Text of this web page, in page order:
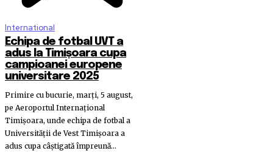
International
Echipa de fotbal UVT a
adus la Timișoara cupa
campioanei europene
universitare 2025
Primire cu bucurie, marți, 5 august,
pe Aeroportul Internațional
Timișoara, unde echipa de fotbal a
Universității de Vest Timișoara a
adus cupa câștigată împreună...